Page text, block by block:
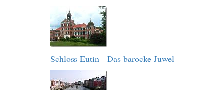
Schloss Eutin - Das barocke Juwel